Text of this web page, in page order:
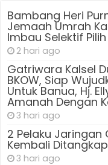
Bambang Heri
Jemaah Umrah
Imbau Selektif
2 hari ago
Gatriwara Kalsel
BKOW, Siap
Untuk Banua, Hj.
Amanah Dengan
3 hari ago
2 Pelaku Jaringan
Kembali
3 hari ago